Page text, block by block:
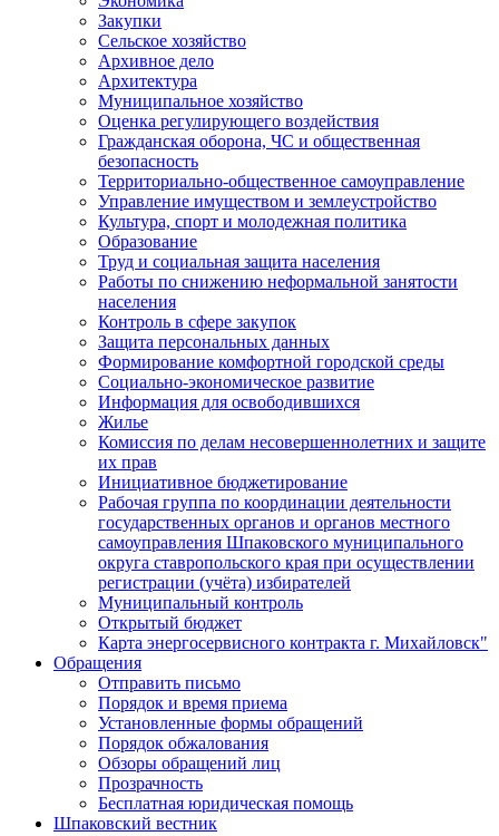
Закупки
Сельское хозяйство
Архивное дело
Архитектура
Муниципальное хозяйство
Оценка регулирующего воздействия
Гражданская оборона, ЧС и общественная
безопасность
Территориально-общественное самоуправление
Управление имуществом и землеустройство
Культура, спорт и молодежная политика
Образование
Труд и социальная защита населения
Работы по снижению неформальной занятости
населения
Контроль в сфере закупок
Защита персональных данных
Формирование комфортной городской среды
Социально-экономическое развитие
Информация для освободившихся
Жилье
Комиссия по делам несовершеннолетних и защите
их прав
Инициативное бюджетирование
Рабочая группа по координации деятельности
государственных органов и органов местного
самоуправления Шпаковского муниципального
округа ставропольского края при осуществлении
регистрации (учёта) избирателей
Муниципальный контроль
Открытый бюджет
Карта энергосервисного контракта г. Михайловск"
Обращения
Отправить письмо
Порядок и время приема
Установленные формы обращений
Порядок обжалования
Обзоры обращений лиц
Прозрачность
Бесплатная юридическая помощь
Шпаковский вестник